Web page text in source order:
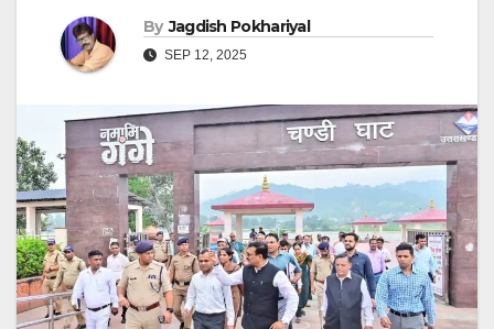
By Jagdish Pokhariyal
SEP 12, 2025